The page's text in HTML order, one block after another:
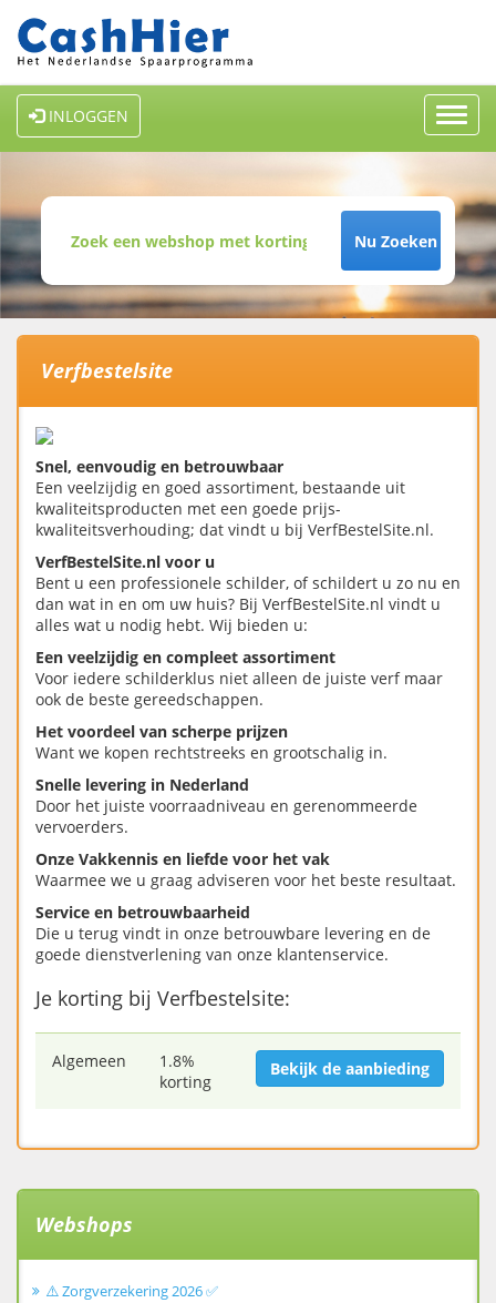
INLOGGEN
Nu Zoeken
Verfbestelsite
Snel, eenvoudig en betrouwbaar
Een veelzijdig en goed assortiment, bestaande uit
kwaliteitsproducten met een goede prijs-
kwaliteitsverhouding; dat vindt u bij VerfBestelSite.nl.
VerfBestelSite.nl voor u
Bent u een professionele schilder, of schildert u zo nu en
dan wat in en om uw huis? Bij VerfBestelSite.nl vindt u
alles wat u nodig hebt. Wij bieden u:
Een veelzijdig en compleet assortiment
Voor iedere schilderklus niet alleen de juiste verf maar
ook de beste gereedschappen.
Het voordeel van scherpe prijzen
Want we kopen rechtstreeks en grootschalig in.
Snelle levering in Nederland
Door het juiste voorraadniveau en gerenommeerde
vervoerders.
Onze Vakkennis en liefde voor het vak
Waarmee we u graag adviseren voor het beste resultaat.
Service en betrouwbaarheid
Die u terug vindt in onze betrouwbare levering en de
goede dienstverlening van onze klantenservice.
Je korting bij Verfbestelsite:
Algemeen
1.8%
korting
Bekijk de aanbieding
Webshops
⚠️ Zorgverzekering 2026 ✅